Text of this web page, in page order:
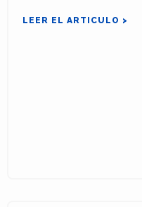
LEER EL ARTICULO >